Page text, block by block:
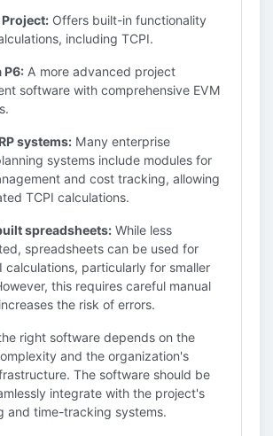
Offers built-in functionality
including TCPI.
P6: A more advanced project
software with comprehensive EVM
systems: Many enterprise
systems include modules for
and cost tracking, allowing
TCPI calculations.
spreadsheets: While less
spreadsheets can be used for
calculations, particularly for smaller
this requires careful manual
the risk of errors.
right software depends on the
and the organization's
The software should be
integrate with the project's
and time-tracking systems.